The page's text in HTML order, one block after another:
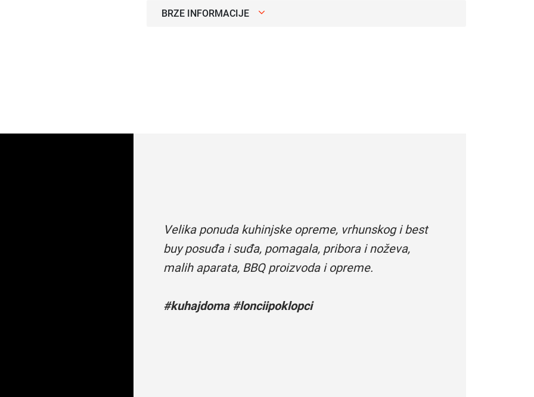
BRZE INFORMACIJE
Velika ponuda kuhinjske opreme, vrhunskog i best
buy posuđa i suđa, pomagala, pribora i noževa,
malih aparata, BBQ proizvoda i opreme.
#kuhajdoma #lonciipoklopci